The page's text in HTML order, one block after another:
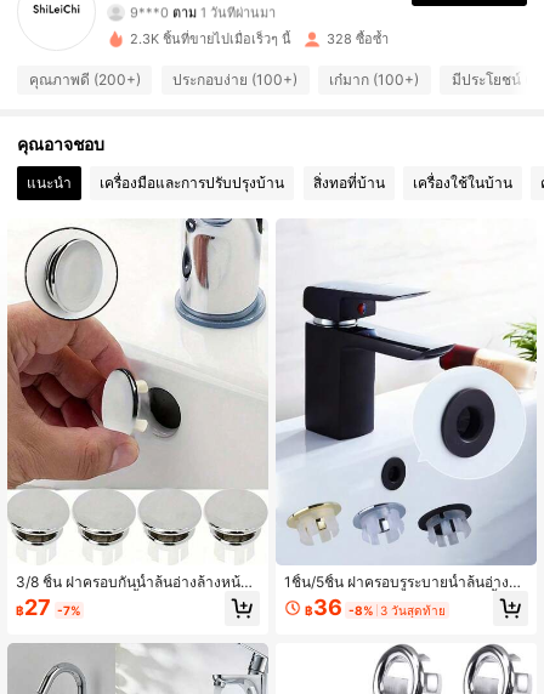
9***0 ตาม 1 วันที่ผ่านมา
168 ผู้ติดตาม
4.87 168 ผู้ติดตาม
168 ผู้ติดตาม
168 ผู้ติดตาม
168 ผู้ติดตาม
4.87 168 ผู้ติดตาม
4.87 168 ผู้ติดตาม
2.3K ชิ้นที่ขายไปเมื่อเร็วๆ นี้ 328 ซื้อซ้ำ
คุณภาพดี (200+) ประกอบง่าย (100+) เก๋มาก (100+) มีประโยชน์
คุณอาจชอบ
แนะนำ เครื่องมือและการปรับปรุงบ้าน สิ่งทอที่บ้าน เครื่องใช้ในบ้าน
3/8 ชิ้น ฝาครอบกันน้ำล้นอ่างล้างหน้าพ
ลาสติกสำหรับห้องน้ำและห้องครัว, ฝาค
รอบท่อระบายน้ำทรงกลม, อุปกรณ์เสริม
ฝาครอบตาข่ายทรงกลมสีเงิน, ของตกแ
ต่งห้องน้ำในบ้าน, กลับไปโรงเรียน
฿27 -7%
1ชิ้น/5ชิ้น ฝาครอบรูระบายน้ำล้นอ่างล้า
งหน้า ฝาตกแต่งอ่างล้างหน้าห้องน้ำ ก๊อ
กน้ำอ่างล้างหน้า พร้อมแหวนรองหกฟุต
กรณ์ก๊อกน้ำอ่างอาบน้ำ อุปกรณ์ท่อระบ
ายน้ำพื้น อ่างอาบน้ำ อ่างล้างหน้า เคา
น์เตอร์ ปลั๊กรูระบายน้ำล้น
฿36 -8% 3 วันสุดท้าย